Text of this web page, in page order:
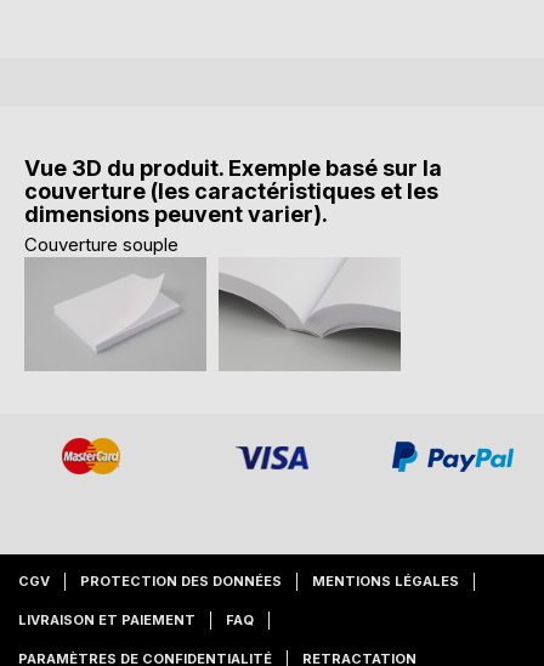
Vue 3D du produit. Exemple basé sur la
couverture (les caractéristiques et les
dimensions peuvent varier).
Couverture souple
CGV PROTECTION DES DONNÉES MENTIONS LÉGALES
LIVRAISON ET PAIEMENT FAQ
PARAMÈTRES DE CONFIDENTIALITÉ RETRACTATION